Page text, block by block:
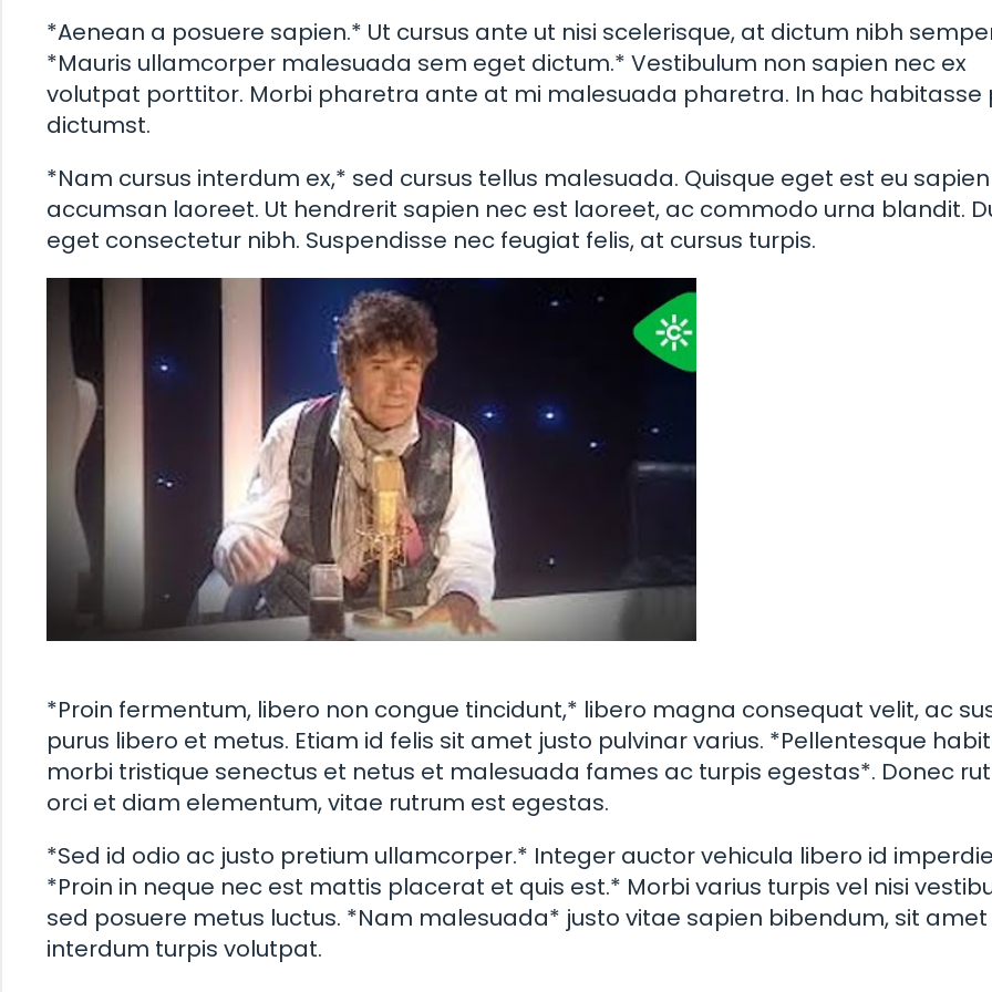
*Aenean a posuere sapien.* Ut cursus ante ut nisi scelerisque, at dictum nibh
*Mauris ullamcorper malesuada sem eget dictum.* Vestibulum non sapien nec ex
volutpat porttitor. Morbi pharetra ante at mi malesuada pharetra. In hac habitasse
dictumst.
*Nam cursus interdum ex,* sed cursus tellus malesuada. Quisque eget est eu sapien
accumsan laoreet. Ut hendrerit sapien nec est laoreet, ac commodo urna blandit.
eget consectetur nibh. Suspendisse nec feugiat felis, at cursus turpis.
*Proin fermentum, libero non congue tincidunt,* libero magna consequat velit, ac
purus libero et metus. Etiam id felis sit amet justo pulvinar varius. *Pellentesque
morbi tristique senectus et netus et malesuada fames ac turpis egestas*. Donec
orci et diam elementum, vitae rutrum est egestas.
*Sed id odio ac justo pretium ullamcorper.* Integer auctor vehicula libero id
*Proin in neque nec est mattis placerat et quis est.* Morbi varius turpis vel nisi
sed posuere metus luctus. *Nam malesuada* justo vitae sapien bibendum, sit amet
interdum turpis volutpat.